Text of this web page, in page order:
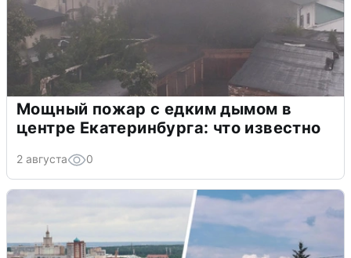
Мощный пожар с едким дымом в
центре Екатеринбурга: что известно
2 августа 0